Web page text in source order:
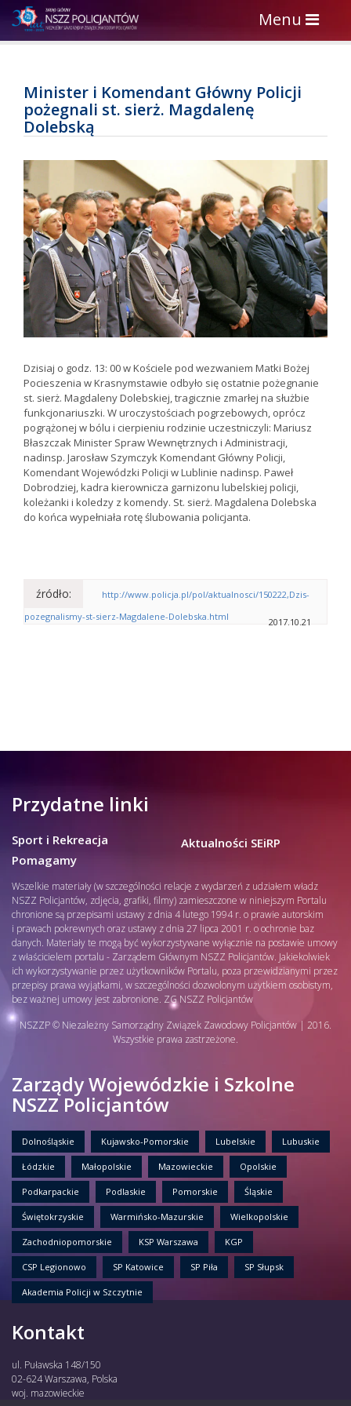
Toggle
navigation
Menu
Minister i Komendant Główny Policji
pożegnali st. sierż. Magdalenę
Dolebską
Dzisiaj o godz. 13: 00 w Kościele pod wezwaniem Matki Bożej
Pocieszenia w Krasnymstawie odbyło się ostatnie pożegnanie
st. sierż. Magdaleny Dolebskiej, tragicznie zmarłej na służbie
funkcjonariuszki. W uroczystościach pogrzebowych, oprócz
pogrążonej w bólu i cierpieniu rodzinie uczestniczyli: Mariusz
Błaszczak Minister Spraw Wewnętrznych i Administracji,
nadinsp. Jarosław Szymczyk Komendant Główny Policji,
Komendant Wojewódzki Policji w Lublinie nadinsp. Paweł
Dobrodziej, kadra kierownicza garnizonu lubelskiej policji,
koleżanki i koledzy z komendy. St. sierż. Magdalena Dolebska
do końca wypełniała rotę ślubowania policjanta.
źródło:
http://www.policja.pl/pol/aktualnosci/150222,Dzis-
pozegnalismy-st-sierz-Magdalene-Dolebska.html
2017.10.21
Przydatne linki
Sport i Rekreacja
Pomagamy
Aktualności SEiRP
Wszelkie materiały (w szczególności relacje z wydarzeń z udziałem władz
NSZZ Policjantów, zdjęcia, grafiki, filmy) zamieszczone w niniejszym Portalu
chronione są przepisami ustawy z dnia 4 lutego 1994 r. o prawie autorskim
i prawach pokrewnych oraz ustawy z dnia 27 lipca 2001 r. o ochronie baz
danych. Materiały te mogą być wykorzystywane wyłącznie na postawie umowy
z właścicielem portalu - Zarządem Głównym NSZZ Policjantów. Jakiekolwiek
ich wykorzystywanie przez użytkowników Portalu, poza przewidzianymi przez
przepisy prawa wyjątkami, w szczególności dozwolonym użytkiem osobistym,
bez ważnej umowy jest zabronione. ZG NSZZ Policjantów
NSZZP © Niezależny Samorządny Związek Zawodowy Policjantów | 2016.
Wszystkie prawa zastrzeżone.
Zarządy Wojewódzkie i Szkolne
NSZZ Policjantów
Dolnośląskie Kujawsko-Pomorskie Lubelskie Lubuskie
Łódzkie Małopolskie Mazowieckie Opolskie
Podkarpackie Podlaskie Pomorskie Śląskie
Świętokrzyskie Warmińsko-Mazurskie Wielkopolskie
Zachodniopomorskie KSP Warszawa KGP
CSP Legionowo SP Katowice SP Piła SP Słupsk
Akademia Policji w Szczytnie
Kontakt
ul. Puławska 148/150
02-624 Warszawa, Polska
woj. mazowieckie